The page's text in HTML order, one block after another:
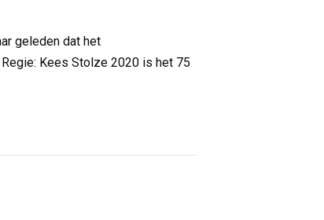
geleden dat het
Kees Stolze 2020 is het 75